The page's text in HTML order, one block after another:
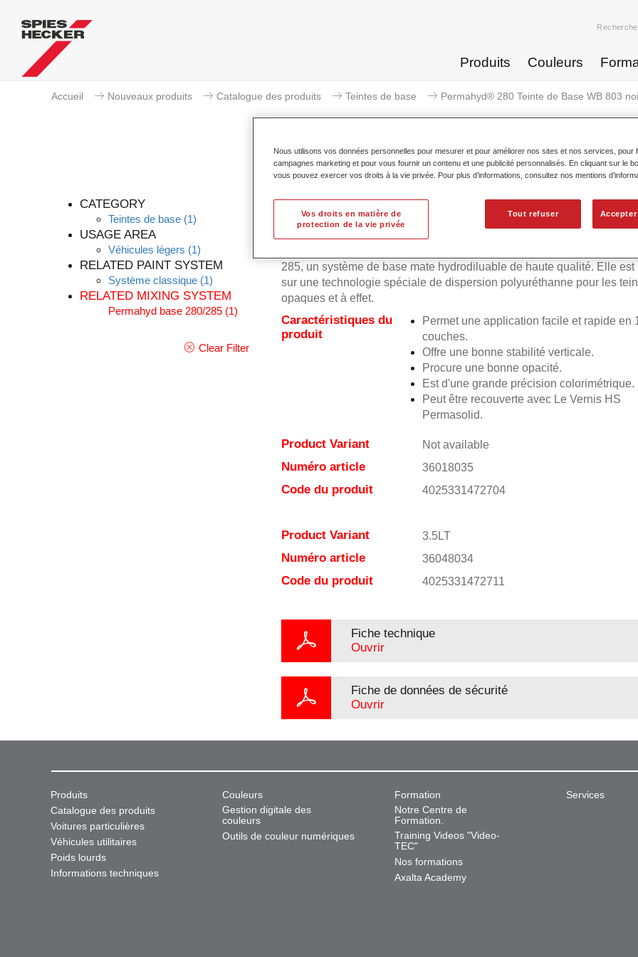
Produits Couleurs
Accueil Nouveaux produits Catalogue des produits Teintes de base Permahyd® 280 Teinte de Base WB 803
CATEGORY
Teintes de base (1)
USAGE AREA
Véhicules légers (1)
RELATED PAINT SYSTEM
Système classique (1)
RELATED MIXING SYSTEM
Permahyd base 280/285 (1)
Clear Filter
285, un système de base mate hydrodiluable de haute qualité. Elle est
sur une technologie spéciale de dispersion polyuréthanne pour les
opaques et à effet.
Caractéristiques du
produit
Permet une application facile et rapide en
couches.
Offre une bonne stabilité verticale.
Procure une bonne opacité.
Est d'une grande précision colorimétrique.
Peut être recouverte avec Le Vernis HS
Permasolid.
Product Variant Not available
Numéro article 36018035
Code du produit 4025331472704
Product Variant 3.5LT
Numéro article 36048034
Code du produit 4025331472711
Fiche technique
Ouvrir
Fiche de données de sécurité
Ouvrir
Produits
Catalogue des produits
Voitures particulières
Véhicules utilitaires
Poids lourds
Informations techniques
Couleurs
Gestion digitale des
couleurs
Outils de couleur numériques
Formation
Notre Centre de
Formation.
Training Videos "Video-
TEC"
Nos formations
Axalta Academy
Services
Nous utilisons vos données personnelles pour mesurer et pour améliorer nos sites et nos services, pour
campagnes marketing et pour vous fournir un contenu et une publicité personnalisés. En cliquant sur le
vous pouvez exercer vos droits à la vie privée. Pour plus d’informations, consultez nos mentions
Tout refuser
Vos droits en matière de
protection de la vie privée